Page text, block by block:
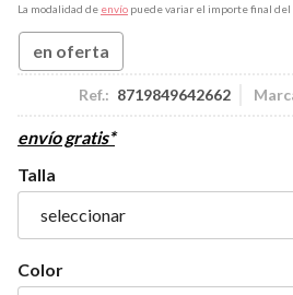
La modalidad de envío puede variar el importe final del
en oferta
Ref.: 8719849642662
envío gratis*
Talla
Color